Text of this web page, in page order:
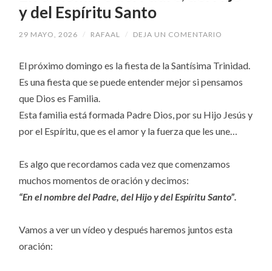
y del Espíritu Santo
29 MAYO, 2026 / RAFAAL / DEJA UN COMENTARIO
El próximo domingo es la fiesta de la Santísima Trinidad.
Es una fiesta que se puede entender mejor si pensamos
que Dios es Familia.
Esta familia está formada Padre Dios, por su Hijo Jesús y
por el Espíritu, que es el amor y la fuerza que les une…
Es algo que recordamos cada vez que comenzamos
muchos momentos de oración y decimos:
“En el nombre del Padre, del Hijo y del Espíritu Santo”.
Vamos a ver un vídeo y después haremos juntos esta
oración: